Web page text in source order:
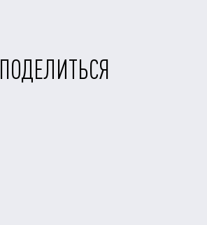
ПОДЕЛИТЬСЯ